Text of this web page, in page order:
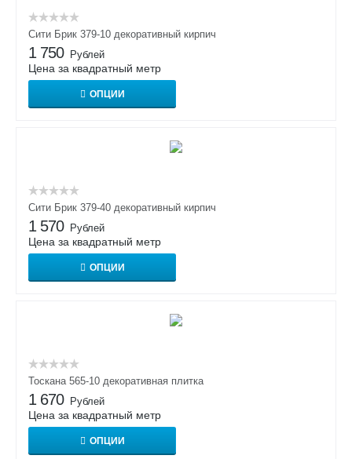
Сити Брик 379-10 декоративный кирпич
1 750 Рублей
Цена за квадратный метр
ОПЦИИ
Сити Брик 379-40 декоративный кирпич
1 570 Рублей
Цена за квадратный метр
ОПЦИИ
Тоскана 565-10 декоративная плитка
1 670 Рублей
Цена за квадратный метр
ОПЦИИ